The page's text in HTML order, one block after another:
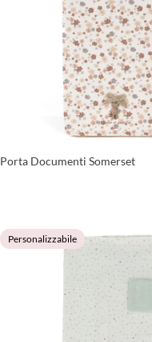
Porta Documenti Somerset
Personalizzabile